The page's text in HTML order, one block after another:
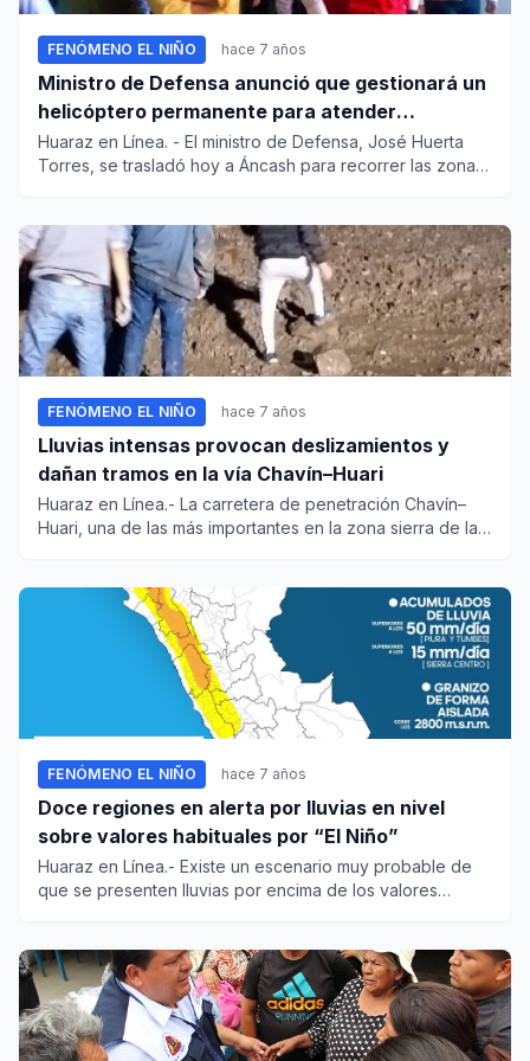
FENÓMENO EL NIÑO hace 7 años
Ministro de Defensa anunció que gestionará un
helicóptero permanente para atender
emergencias en Áncash
Huaraz en Línea. - El ministro de Defensa, José Huerta
Torres, se trasladó hoy a Áncash para recorrer las zonas
FENÓMENO EL NIÑO hace 7 años
Lluvias intensas provocan deslizamientos y
dañan tramos en la vía Chavín–Huari
Huaraz en Línea.- La carretera de penetración Chavín–
Huari, una de las más importantes en la zona sierra de la
FENÓMENO EL NIÑO hace 7 años
Doce regiones en alerta por lluvias en nivel
sobre valores habituales por “El Niño”
Huaraz en Línea.- Existe un escenario muy probable de
que se presenten lluvias por encima de los valores